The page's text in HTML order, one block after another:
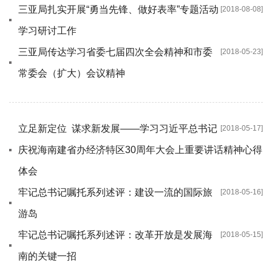
[2018-08-08]
三亚局扎实开展“勇当先锋、做好表率”专题活动
学习研讨工作
[2018-05-23]
三亚局传达学习省委七届四次全会精神和市委
常委会（扩大）会议精神
[2018-05-17]
立足新定位 谋求新发展——学习习近平总书记
庆祝海南建省办经济特区30周年大会上重要讲话精神心得
体会
[2018-05-16]
牢记总书记嘱托系列述评：建设一流的国际旅
游岛
[2018-05-15]
牢记总书记嘱托系列述评：改革开放是发展海
南的关键一招